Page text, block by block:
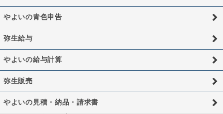
やよいの青色申告
弥生給与
やよいの給与計算
弥生販売
やよいの見積・納品・請求書